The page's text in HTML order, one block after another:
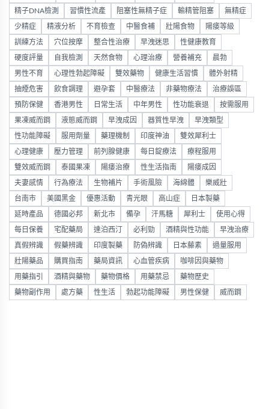
精子DNA檢測 習慣性流產 阻塞性無精子症 輸精管阻塞 無精症
少精症 精液分析 不育檢查 中醫食補 壯陽食物 陽痿等級
訓練方法 穴位按摩 整合性治療 早洩迷思 性健康教育
硬度評量 自我檢測 天然食物 心理治療 營養補充 晨勃
男性不育 心理性勃起障礙 雙效藥物 健康生活習慣 體外射精
抽煙危害 飲食調理 避孕套 中醫療法 非藥物療法 治療誤區
預防保健 香港男性 日常生活 中年男性 性功能衰退 按需服用
果凍威而鋼 液態威而鋼 早洩成因 器質性早洩 早洩類型
性功能障礙 服用劑量 藥理機制 印度神油 雙效犀利士
心理健康 壓力管理 前列腺健康 每日錠療法 療程服用
雙效威而鋼 泰國果凍 陽痿治療 性生活指南 陽痿成因
夫妻感情 行為療法 生物補片 手術風險 海綿體 樂威壯
台南市 美國黑金 優惠活動 青光眼 高山症 日本製藥
延時產品 德國必邦 新北市 備孕 汗馬糖 犀利士 使用心得
每日保養 宅配藥局 達泊西汀 必利勁 酒精與性功能 早洩治療
真假辨識 假藥辨識 印度製藥 防偽辨識 日本藤素 過量服用
壯陽藥品 購買指南 藥局資訊 心血管疾病 咖啡因與藥物
用藥指引 酒精與藥物 藥物價格 用藥禁忌 藥物歷史
藥物副作用 處方藥 性生活 勃起功能障礙 男性保健 威而鋼